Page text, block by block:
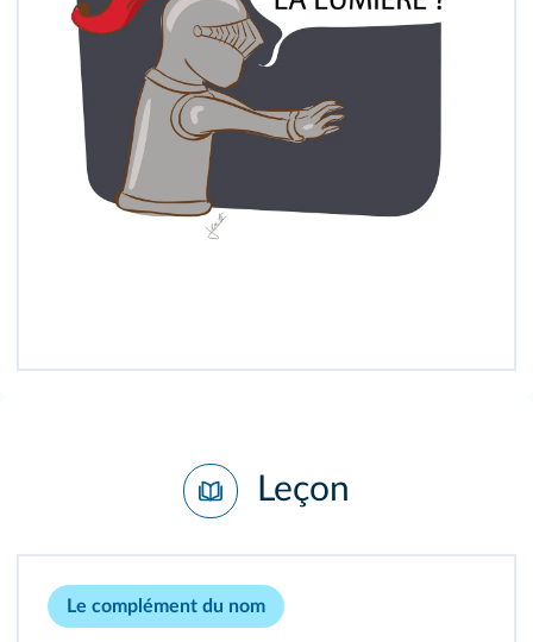
Leçon
Le complément du nom